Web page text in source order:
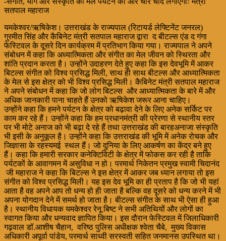
सतपाल महाराज
यमकेश्वर/ऋषिकेश। उत्तराखंड के राज्यपाल (रिटायर्ड लेफ्टिनेंट जनरल)
गुरमीत सिंह और कैबिनेट मंत्री सतपाल महाराज द्वारा द बीटल्स एंड द गंगा
फेस्टिवल के दूसरे दिन कार्यक्रम में प्रतिभाग किया गया। राज्यपाल ने अपने
संबोधन में कहा कि अध्यात्मिकता और संगीत का मेल जीवन को स्थिरता और
शांति प्रदान करता है। उन्होंने उदाहरण देते हुए कहा कि इस देवभूमि में आकर
बिटल्स संगीत को विश्व प्रसिद्ध मिली, साथ ही साथ बीटल्स और आध्यात्मिकता
के मेल से इस क्षेत्र को भी विश्व प्रसिद्ध मिली। कैबिनेट मंत्री सतपाल महाराज
ने अपने संबोधन में कहा कि जो लोग बिटल्स और आध्यात्मिकता के बारे में और
अधिक जानकारी पाना चाहते हैं उनको ऋषिकेश जरूर आना चाहिए।
उन्होंने कहा कि हमने पर्यटन के क्षेत्र को बढ़ावा देने के लिए अनेक सर्किट पर
काम कर रहे हैं। उन्होंने कहा कि हम प्रधानमंत्री की प्रेरणा से स्थानीय स्तर
पर भी मोटे अनाज को भी बढ़ा दे रहे हैं तथा उत्तराखंड की बारहअनाजा संस्कृति
भी इसी के अनुकूल है। उन्होंने कहा कि उत्तराखंड की भूमि में अनेक रोचक और
जिज्ञासा के रहस्यमई स्थल हैं। जो दुनिया के लिए आकर्षण का केंद्र बने हुए
हैं। कहा कि हमारी सरकार कनेक्टिविटी के क्षेत्र में फोकस कर रही है ताकि
पर्यटकों के आवागमन में असुविधा न हो। परमार्थ निकेतन प्रमुख स्वामी चिदानंद
जी महाराज ने कहा कि बिटल्स ने इस क्षेत्र में आकर जब ध्यान लगाया तो इस
संगीत को विश्व प्रसिद्ध मिली। यह इस देव भूमि का ही प्रताप है कि जो भी यहां
आता है वह अपने आप तो धन्य हो ही जाता है बल्कि वह दूसरे को धन्य करने में भी
अपना योगदान देने में समर्थ हो जाता है। बीटल्स संगीत के साथ भी ऐसा ही हुआ
है। स्थानीय विधायक यमकेश्वर रेनू बिष्ट ने सभी अतिथियों और लोगों का
स्वागत किया और धन्यवाद ज्ञापित किया। इस दौरान फेस्टिवल में जिलाधिकारी
गढ़वाल डॉ.आशीष चैहान, वरिष्ठ पुलिस अधीक्षक श्वेता चैबे, मुख्य विकास
अधिकारी अपूर्वा पांडेय, परमार्थ साध्वी सरस्वती सहित जनमानस उपस्थित था।